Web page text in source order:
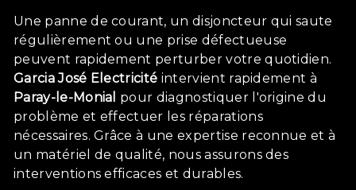
Une panne de courant, un disjoncteur qui saute
régulièrement ou une prise défectueuse
peuvent rapidement perturber votre quotidien.
Garcia José Electricité intervient rapidement à
Paray-le-Monial pour diagnostiquer l'origine du
problème et effectuer les réparations
nécessaires. Grâce à une expertise reconnue et à
un matériel de qualité, nous assurons des
interventions efficaces et durables.